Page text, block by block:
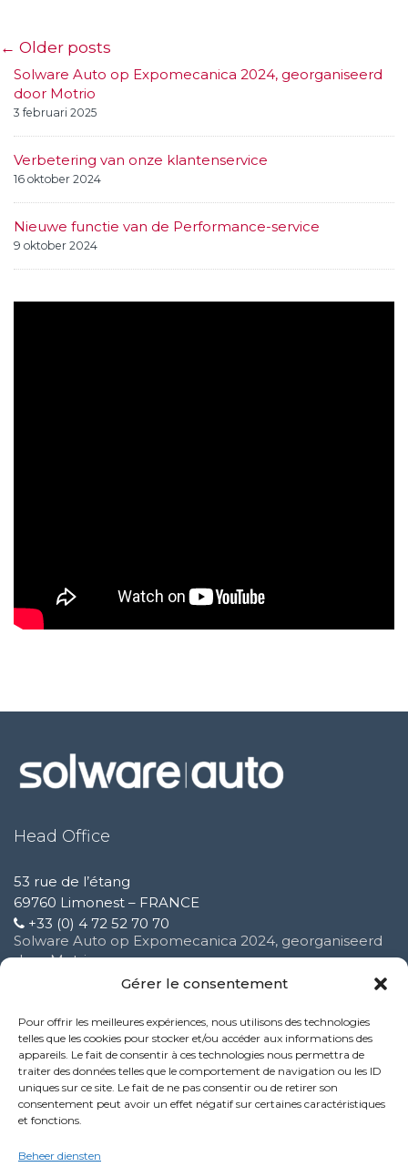
Gérer le consentement
Pour offrir les meilleures expériences, nous utilisons des technologies
telles que les cookies pour stocker et/ou accéder aux informations des
appareils. Le fait de consentir à ces technologies nous permettra de
traiter des données telles que le comportement de navigation ou les ID
uniques sur ce site. Le fait de ne pas consentir ou de retirer son
consentement peut avoir un effet négatif sur certaines caractéristiques
et fonctions.
Beheer diensten
Post
navigation
← Older posts
Solware Auto op Expomecanica 2024, georganiseerd
door Motrio
3 februari 2025
Verbetering van onze klantenservice
16 oktober 2024
Nieuwe functie van de Performance-service
9 oktober 2024
Head Office
53 rue de l’étang
69760 Limonest – FRANCE
+33 (0) 4 72 52 70 70
Solware Auto op Expomecanica 2024, georganiseerd
door Motrio
Verbetering van onze klantenservice
16 oktober 2024
Nieuwe functie van de Performance-service
9 oktober 2024
Politique de confidentialité